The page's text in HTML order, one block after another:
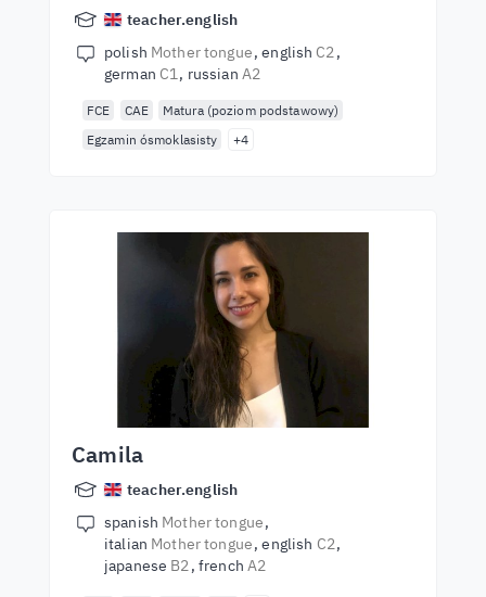
teacher.english
polish Mother tongue english C2
german C1 russian A2
FCE CAE
Matura (poziom podstawowy)
Egzamin ósmoklasisty
+4
Camila
teacher.english
spanish Mother tongue
italian Mother tongue english C2
japanese B2 french A2